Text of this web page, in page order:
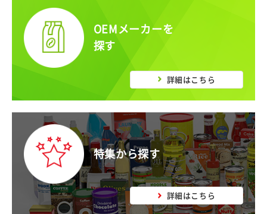
OEMメーカーを
探す
詳細はこちら
特集から探す
詳細はこちら